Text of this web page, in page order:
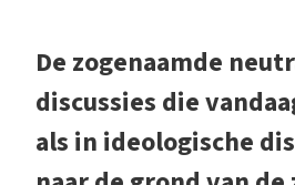
De zogenaamde
discussies die
als in ideologische